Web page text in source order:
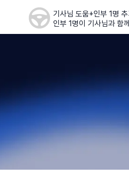
기사님 도움+인부 1명
인부 1명이 기사님과 함